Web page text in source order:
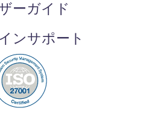
ーガイド
ンサポート